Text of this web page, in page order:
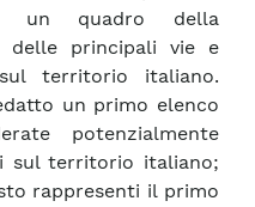
un quadro della
delle principali vie e
territorio italiano.
un primo elenco
potenzialmente
sul territorio italiano;
rappresenti il primo